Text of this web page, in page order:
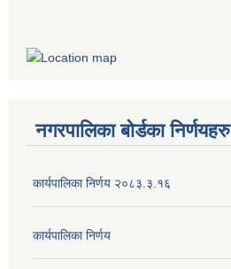
नगरपालिका बोर्डका निर्णयहरु
कार्यपालिका निर्णय २०८३.३.१६
कार्यपालिका निर्णय